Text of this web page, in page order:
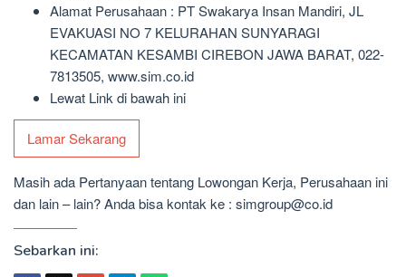
Alamat Perusahaan : PT Swakarya Insan Mandiri, JL
EVAKUASI NO 7 KELURAHAN SUNYARAGI
KECAMATAN KESAMBI CIREBON JAWA BARAT, 022-
7813505, www.sim.co.id
Lewat Link di bawah ini
Lamar Sekarang
Masih ada Pertanyaan tentang Lowongan Kerja, Perusahaan ini
dan lain – lain? Anda bisa kontak ke : simgroup@co.id
Sebarkan ini: